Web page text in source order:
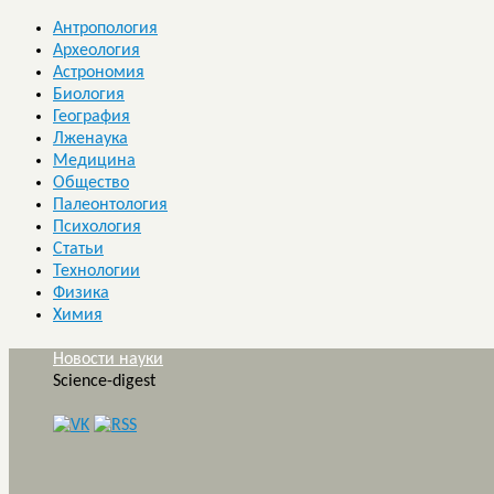
Антропология
Археология
Астрономия
Биология
География
Лженаука
Медицина
Общество
Палеонтология
Психология
Статьи
Технологии
Физика
Химия
Новости науки
Science-digest